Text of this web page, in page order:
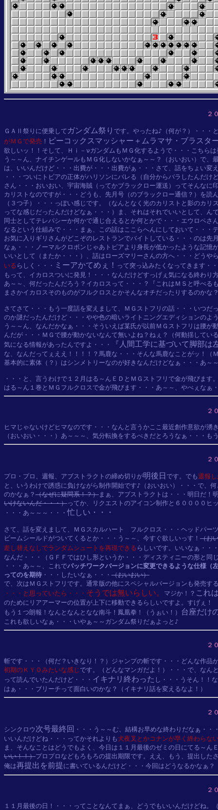
２
ＧＡⅡ祭りに便乗して ガンダム祭り です。やったね♪（何が？）・・・
がＭＧで発売 ！ ピーコックスマッシャー＋ムラマサ・ブラスタ
欲しいッ！！そして、Ｈｉ－νガンダムもＭＧ化するようで・・・こちら
う～～ん、ナイチンゲールもＭＧ化しないかなぁ～～？（おいおい）で、
は、いいんだけど・・・出費が・・・出費がぁ・・・さて、話をちょい変
・・・ついにトビアの正体がハリソンにバレる（自分からバラしたんだけ
さん・・・おいおい、宇宙海賊（ってかブラックロー運送）ってそんなに
カリストなのですが・・・どうも、先月号（のブラックロー通信？）を読
（３つ子）・・・っぽい感じです。（なんとなく光のカリストと影のカリ
ってな感じだったんだけどなぁ・・・）ま、それはそれでいいとして、ん
同士としてテレパシーか何かで通じ合えるとか何とかで・・・エウロペさ
なるという仕組みで・・・まぁ、この話はここらへんにしておいて・・・
お気に入りギリさんがどこぞのレストランでバイトしている・・・のは先
なぁ・・・ノーマルクロボンじゃあトビアより身長が低かったような記憶
いいとして（またか・・・）、話はローズマリーさんの方へ・・・どうや
いる らしく・・・ ミーアかてめぇ！ って突っ込みたくなってきます・
もって、イカロスついに発見！・・・なんだけどすっげぇ気になる終わり
あ～～、何だったんだろう？イカロスって・・・？『これはＭＳと呼べる
まさかイカロスそのものがフルクロスとかそんなオチだったりするのかな
さてさて・・・もう一度話を変えまして、ＭＧストフリの話・・・いつだ
のか謎だったんだけど・・・やや色の暗いライトニングエディションのよ
う～～ん、なんだかなぁ・・・そういえば某氏が以前ＭＧストフリは腰が
んだが・・・ＭＧで腰が動かないなんて無いよね？ねぇ？（何動揺してい
気になる情報があったんですよ・・・
『人間工学に基づいて脚部
な、なんだってぇええ！！！！？馬鹿な・・・そんな馬鹿なことがッ！（
基本的に素体（？）はシンメトリーなのが好きなんだけどなぁ・・・あ～
・・・と、言うわけで１２月はる～んＥＤとＭＧストフリで金が飛びます
２
ヒマじゃないけどヒマなのです・・・なんと言うかここ最近創作意欲が湧
２
プロ・プロ、週報、アブストラクトの締め切りが明後日 です。でも週報
と、いうわけで誘惑に負けながら制作開始です♪（おいおい）・・・で、
のかなぁ？ （なぜに疑問系！？）まぁ、アブストラクトは・・・明日だ！
いけないんだ・・・）ってか、リクエストのアイコン制作と６００００ヒ
・・・あ～～～・・・忙しい・・・
さて、話を変えまして、ＭＧスカルハート　フルクロス・・・ヘッドパー
ビームシールドがついてくるとか・・・う～～、今すぐ欲しいっす！ （お
差し替えなしでランダムシュートを再現できる らしいです。いいなぁ・・
なんだ・・・（ＧＦＦではひし形というか・・・ディスティニーの形と同
・・・あ～～、これでパッチワークバージョンに変更できるような仕様（
ってのを期待 ・・・したいなぁ・・・ （おいおい）
で、次はＭＧストフリです。通常版の他にスペシャルバージョンも発売す
・・・と思っていたら・・・ そうでは無いらしい。 マジか！？ これ
のためにリアアーマーの位置が上下に移動できるらしいですよ。すげぇ！
もう１つ朗報！なんとなんとなな南斗！鳳凰拳！（うぉい！） 台座だけ
２
斬です・・・（何だ？いきなり！？）ジャンプの斬です・・・どんな作品
初期のＫＹＯみたいな感じ です。（どんなマンガだよ！）・・・で、なん
って読んでいたんだけど・・・ イキナリ終わった し・・・うそん！！
２
シンクロウ 次号最終回 ・・・う～～む、結構お早めな終わりだなぁ・
いいんだけどね・・・ってかそれよりも 犬夜叉とかコナンが早く終わらな
ま、そんなことはどうでもよく、今日は１１月最後のゼミの日にてる～ん
いい！！）プロプロなどもろもろの提出期限です。ええ、もう、提出した
俺は再提出を前提
２
１１月最後の日！・・・ってことなんてまぁ、どうでもいいんだけどね。